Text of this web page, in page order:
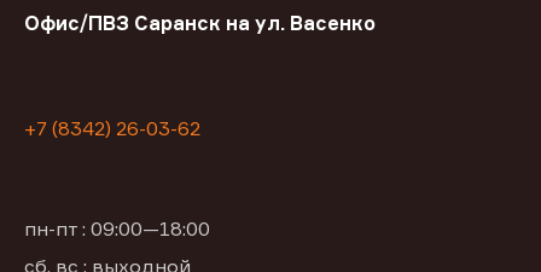
Офис/ПВЗ Саранск на ул. Васенко
+7 (8342) 26-03-62
пн-пт : 09:00—18:00
сб, вс : выходной